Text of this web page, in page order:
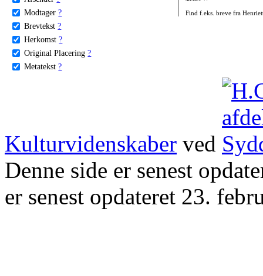
Modtager ?
Brevtekst ?
Herkomst ?
Original Placering ?
Metatekst ?
Find f.eks. breve fra
Kulturvidenskaber ved
Denne side er senest
er senest opdateret 23.